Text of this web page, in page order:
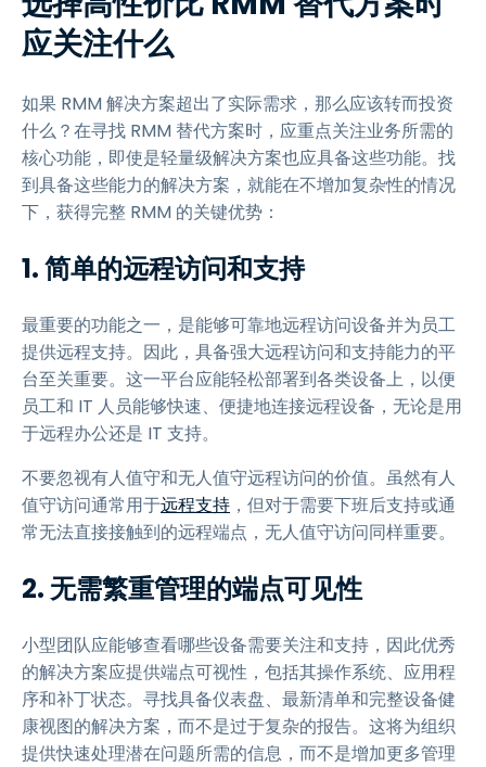
应关注什么
如果 RMM 解决方案超出了实际需求，那么应该转而投资
什么？在寻找 RMM 替代方案时，应重点关注业务所需的
核心功能，即使是轻量级解决方案也应具备这些功能。找
到具备这些能力的解决方案，就能在不增加复杂性的情况
下，获得完整 RMM 的关键优势：
1. 简单的远程访问和支持
最重要的功能之一，是能够可靠地远程访问设备并为员工
提供远程支持。因此，具备强大远程访问和支持能力的平
台至关重要。这一平台应能轻松部署到各类设备上，以便
员工和 IT 人员能够快速、便捷地连接远程设备，无论是用
于远程办公还是 IT 支持。
不要忽视有人值守和无人值守远程访问的价值。虽然有人
值守访问通常用于远程支持 ，但对于需要下班后支持或通
常无法直接接触到的远程端点，无人值守访问同样重要。
2. 无需繁重管理的端点可见性
小型团队应能够查看哪些设备需要关注和支持，因此优秀
的解决方案应提供端点可视性，包括其操作系统、应用程
序和补丁状态。寻找具备仪表盘、最新清单和完整设备健
康视图的解决方案，而不是过于复杂的报告。这将为组织
提供快速处理潜在问题所需的信息，而不是增加更多管理